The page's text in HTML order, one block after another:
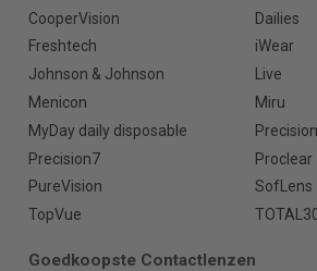
CooperVision
Dailies
Freshtech
iWear
Johnson & Johnson
Live
Menicon
Miru
MyDay daily disposable
Precision7
Proclear
PureVision
SofLens
TopVue
Goedkoopste Contactlenzen